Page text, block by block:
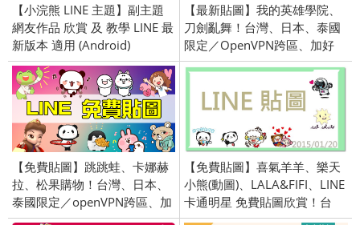
【小浣熊 LINE 主題】副主題
網友作品 欣賞 及 教學 LINE 最
新版本 適用 (Android)
【最新貼圖】我的英雄學院、
刀劍亂舞！台灣、日本、泰國
限定／OpenVPN跨區、加好
友、綁門號／2019/10/31
【免費貼圖】跳跳蛙、卡娜赫
拉、松果購物！台灣、日本、
泰國限定／openVPN跨區、加
好友、綁門號／2018/05/29
【免費貼圖】喜氣羊羊、樂天
小熊(動圖)、LALA&FIFI、LINE
卡通明星 免費貼圖欣賞！台
灣、日本、泰國限定／